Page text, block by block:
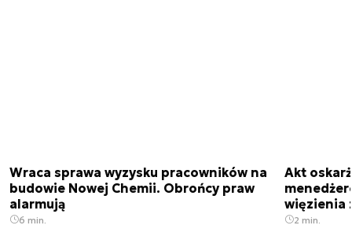
Wraca sprawa wyzysku pracowników na
budowie Nowej Chemii. Obrońcy praw
alarmują
6 min.
Akt
więzienia
2 min.